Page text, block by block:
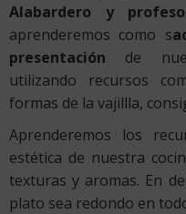
Alabardero y
aprenderemos como s
presentación de
utilizando recursos
formas de la vajillla,
Aprenderemos los
estética de nuestra
texturas y aromas. En
plato sea redondo en